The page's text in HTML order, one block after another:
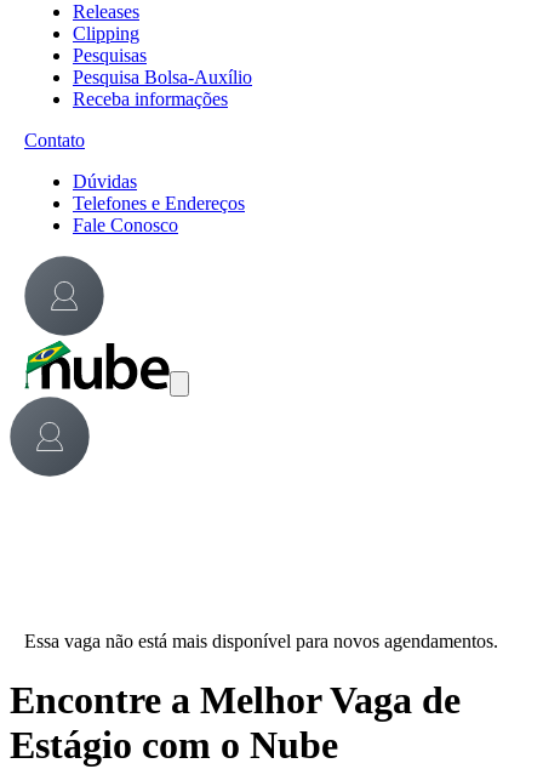
Releases
Clipping
Pesquisas
Pesquisa Bolsa-Auxílio
Receba informações
Contato
Dúvidas
Telefones e Endereços
Fale Conosco
Essa vaga não está mais disponível para novos agendamentos.
Encontre a Melhor Vaga de
Estágio com o Nube